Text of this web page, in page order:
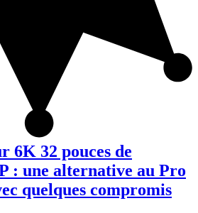
6K 32 pouces de
: une alternative au Pro
quelques compromis